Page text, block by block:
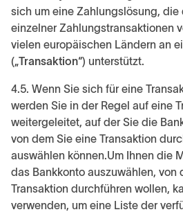
sich um eine Zahlungslösung, die
einzelner Zahlungstransaktionen
vielen europäischen Ländern an
(„Transaktion“) unterstützt.
4.5. Wenn Sie sich für eine
werden Sie in der Regel auf eine
weitergeleitet, auf der Sie die
von dem Sie eine Transaktion
auswählen können.Um Ihnen die
das Bankkonto auszuwählen, von
Transaktion durchführen wollen,
verwenden, um eine Liste der